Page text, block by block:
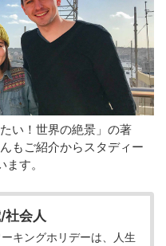
い！世界の絶景」の著
もご紹介からスタディー
す。
社会人
キングホリデーは、人生